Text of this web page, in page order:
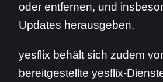
oder entfernen, und
Updates herausgeben.
yesflix behält sich zudem
bereitgestellte yesflix-